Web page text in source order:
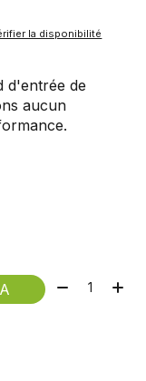
la disponibilité
d'entrée de
aucun
Quantité: